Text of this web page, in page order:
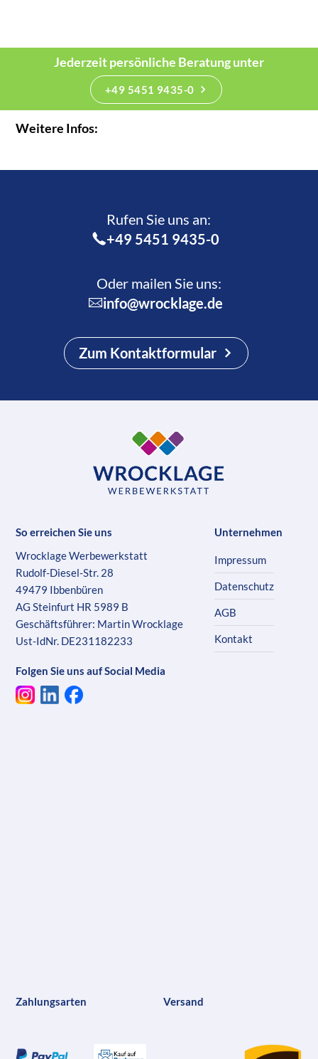
Jederzeit persönliche Beratung unter
+49 5451 9435-0
Weitere Infos:
Rufen Sie uns an:­
+49 5451 9435-0
Oder mailen Sie uns:
info@wrocklage.de
Zum Kontaktformular
So erreichen Sie uns
Wrocklage Werbewerkstatt
Rudolf-Diesel-Str. 28
49479 Ibbenbüren
AG Steinfurt HR 5989 B
Geschäftsführer: Martin Wrocklage
Ust-IdNr. DE231182233
Folgen Sie uns auf Social Media
Unternehmen
Impressum
Datenschutz
AGB
Kontakt
Zahlungsarten Versand